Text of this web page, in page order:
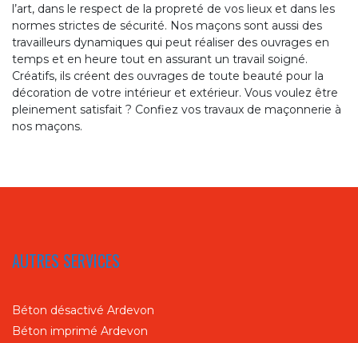
l’art, dans le respect de la propreté de vos lieux et dans les
normes strictes de sécurité. Nos maçons sont aussi des
travailleurs dynamiques qui peut réaliser des ouvrages en
temps et en heure tout en assurant un travail soigné.
Créatifs, ils créent des ouvrages de toute beauté pour la
décoration de votre intérieur et extérieur. Vous voulez être
pleinement satisfait ? Confiez vos travaux de maçonnerie à
nos maçons.
AUTRES SERVICES
Béton désactivé Ardevon
Béton imprimé Ardevon